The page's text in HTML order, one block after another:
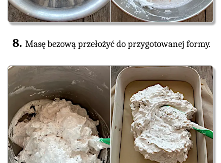
Masę bezową przełożyć do przygotowanej formy.